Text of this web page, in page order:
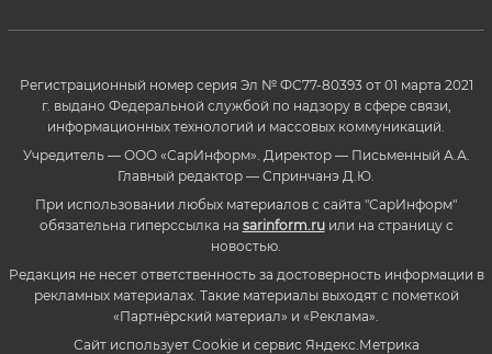
Регистрационный номер серия Эл № ФС77-80393 от 01 марта 2021
г. выдано Федеральной службой по надзору в сфере связи,
информационных технологий и массовых коммуникаций.
Учредитель — ООО «СарИнформ». Директор — Письменный А.А.
Главный редактор — Спринчанэ Д.Ю.
При использовании любых материалов с сайта "СарИнформ"
обязательна гиперссылка на sarinform.ruили на страницу с
новостью.
Редакция не несет ответственность за достоверность информации в
рекламных материалах. Такие материалы выходят с пометкой
«Партнёрский материал» и «Реклама».
Сайт использует Cookie и сервиc Яндекс.Метрика